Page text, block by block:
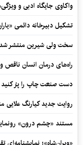
واکاوی جایگاه ادبی و
تشکیل دبیرخانه دائمی
سخت ولی شیرین منتشر شد
راه‌های درمان انسان
دست صنعت چاپ را پرُ کنید
روایت جدید کیارنگ علایی
مستند «چشم درون»